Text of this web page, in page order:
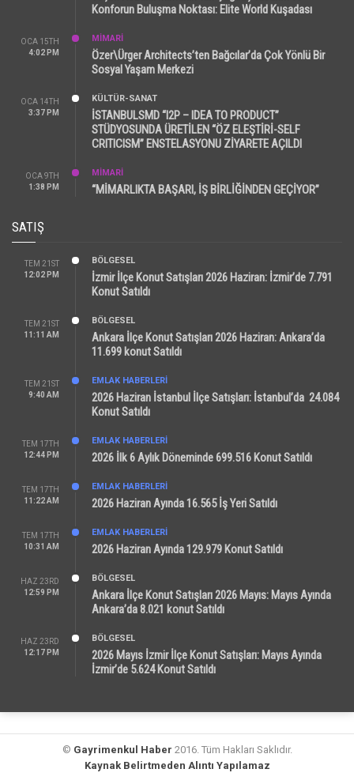
Konforun Buluşma Noktası: Elite World Kuşadası
OCA 15TH
4:02 PM
MİMARİ
Özer\Ürger Architects’ten Bağcılar’da Çok Yönlü Bir
Sosyal Yaşam Merkezi
OCA 14TH
3:37 PM
KÜLTÜR-SANAT
İSTANBULSMD “I2P – IDEA TO PRODUCT”
STÜDYOSUNDA ÜRETİLEN “ÖZ ELEŞTİRİ-SELF
CRITICISM” ENSTELASYONU ZİYARETE AÇILDI
OCA 9TH
1:38 PM
MİMARİ
“MİMARLIKTA BAŞARI, İŞ BİRLİĞİNDEN GEÇİYOR”
SATIŞ
TEM 21ST
12:02 PM
BÖLGESEL
İzmir İlçe Konut Satışları 2026 Haziran: İzmir’de 7.791
Konut Satıldı
TEM 21ST
11:11 AM
BÖLGESEL
Ankara İlçe Konut Satışları 2026 Haziran: Ankara’da
11.699 konut Satıldı
TEM 21ST
9:40 AM
EMLAK HABERLERI
2026 Haziran İstanbul İlçe Satışları: İstanbul’da 24.084
Konut Satıldı
TEM 17TH
12:44 PM
EMLAK HABERLERI
2026 İlk 6 Aylık Döneminde 699.516 Konut Satıldı
TEM 17TH
11:22 AM
EMLAK HABERLERI
2026 Haziran Ayında 16.565 İş Yeri Satıldı
TEM 17TH
10:31 AM
EMLAK HABERLERI
2026 Haziran Ayında 129.979 Konut Satıldı
HAZ 23RD
12:59 PM
BÖLGESEL
Ankara İlçe Konut Satışları 2026 Mayıs: Mayıs Ayında
Ankara’da 8.021 konut Satıldı
HAZ 23RD
12:17 PM
BÖLGESEL
2026 Mayıs İzmir İlçe Konut Satışları: Mayıs Ayında
İzmir’de 5.624 Konut Satıldı
© Gayrimenkul Haber 2016. Tüm Hakları Saklıdır.
Kaynak Belirtmeden Alıntı Yapılamaz